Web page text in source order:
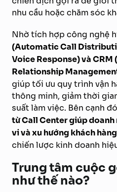
nhu cầu hoặc chăm sóc
Nhờ tích hợp công nghệ
(Automatic Call
Voice Response) và
Relationship
giúp tối ưu quy trình vận
thông minh, giảm thời
suất làm việc. Bên cạnh
từ Call Center giúp
vi và xu hướng khách
chiến lược kinh doanh
Trung tâm cuộc
như thế nào?